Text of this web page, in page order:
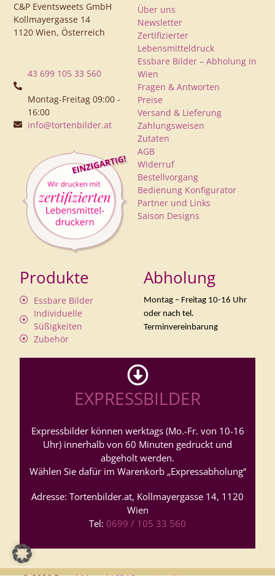
C&P Eventsweets GmbH
Kollmayergasse 14
1120 Wien, Österreich
43 699 105 33 560
Montag-Freitag 09:00 -
16:00
info@tortenbilder.at
Über uns
Newsletter
Zertifizierter
Lebensmitteldruck
Essbare Bilder – Abholung in
Wien
Fragen & Antworten
Preise
Versand & Lieferung
Zahlungsweisen
Zutaten
AGB
Widerruf
Bestellvorgang
Bedienung Konfigurator
Partner und Links
Saison Designs
Produkte
Essbare Bilder
Individuelle
Süßigkeiten
Zubehör
Abholung
Montag – Freitag 10-16 Uhr
oder nach tel.
Terminvereinbarung
EXPRESSBILDER
Expressbilder können werktags (Mo.-Fr. von 10-16
Uhr) innerhalb von 60 Minuten gedruckt und
abgeholt werden.
Wählen Sie dafür im Warenkorb „Expressabholung“
Adresse: Tortenbilder.at, Kollmayergasse 14, 1120
Wien
Tel: 0699 / 105 33 560